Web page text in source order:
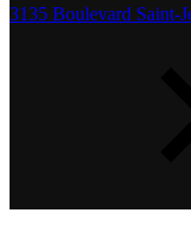
3135 Boulevard Saint-